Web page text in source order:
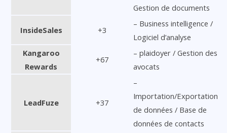
Gestion de documents
InsideSales +3
– Business intelligence /
Logiciel d’analyse
Kangaroo
Rewards
+67
– plaidoyer / Gestion des
avocats
LeadFuze +37
–
Importation/Exportation
de données / Base de
données de contacts